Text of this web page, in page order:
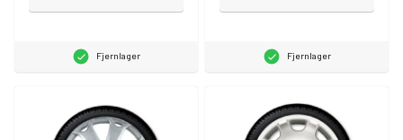
Fjernlager Fjernlager